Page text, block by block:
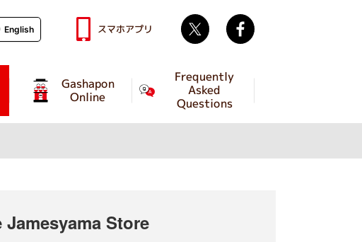
Gashapon
Online
Frequently
Asked
Questions
English スマホアプリ Twitter
Store